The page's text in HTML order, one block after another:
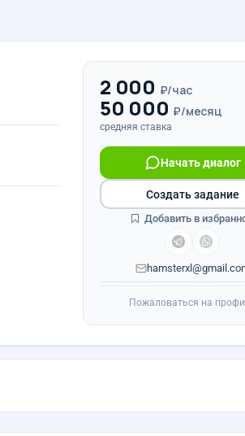
2 000 ₽/час
50 000 ₽/месяц
средняя ставка
Начать диалог
Создать задание
Добавить в
Пожаловаться на